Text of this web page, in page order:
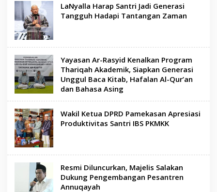
LaNyalla Harap Santri Jadi Generasi
Tangguh Hadapi Tantangan Zaman
Yayasan Ar-Rasyid Kenalkan Program
Thariqah Akademik, Siapkan Generasi
Unggul Baca Kitab, Hafalan Al-Qur’an
dan Bahasa Asing
Wakil Ketua DPRD Pamekasan Apresiasi
Produktivitas Santri IBS PKMKK
Resmi Diluncurkan, Majelis Salakan
Dukung Pengembangan Pesantren
Annuqayah